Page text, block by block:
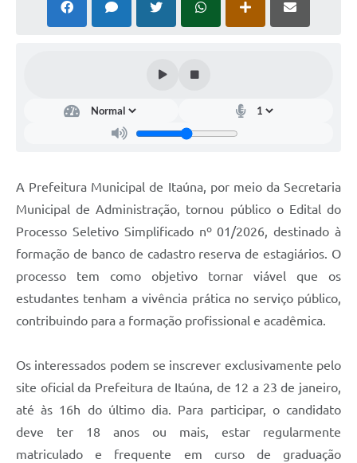
A Prefeitura Municipal de Itaúna, por meio da Secretaria
Municipal de Administração, tornou público o Edital do
Processo Seletivo Simplificado nº 01/2026, destinado à
formação de banco de cadastro reserva de estagiários. O
processo tem como objetivo tornar viável que os
estudantes tenham a vivência prática no serviço público,
contribuindo para a formação profissional e acadêmica.
Os interessados podem se inscrever exclusivamente pelo
site oficial da Prefeitura de Itaúna, de 12 a 23 de janeiro,
até às 16h do último dia. Para participar, o candidato
deve ter 18 anos ou mais, estar regularmente
matriculado e frequente em curso de graduação